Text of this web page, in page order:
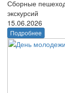
Сборные
экскурсий
15.06.2026
Подробнее